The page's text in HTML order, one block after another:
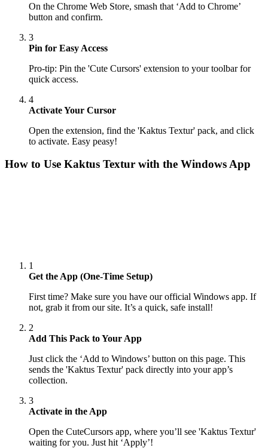
On the Chrome Web Store, smash that ‘Add to Chrome’
button and confirm.
3
Pin for Easy Access
Pro-tip: Pin the 'Cute Cursors' extension to your toolbar for
quick access.
4
Activate Your Cursor
Open the extension, find the 'Kaktus Textur' pack, and click
to activate. Easy peasy!
How to Use Kaktus Textur with the Windows App
1
Get the App (One-Time Setup)
First time? Make sure you have our official Windows app. If
not, grab it from our site. It’s a quick, safe install!
2
Add This Pack to Your App
Just click the ‘Add to Windows’ button on this page. This
sends the 'Kaktus Textur' pack directly into your app’s
collection.
3
Activate in the App
Open the CuteCursors app, where you’ll see 'Kaktus Textur'
waiting for you. Just hit ‘Apply’!